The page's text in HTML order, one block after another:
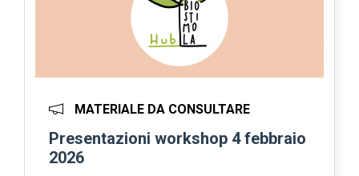
MATERIALE DA CONSULTARE
Presentazioni workshop 4 febbraio
2026